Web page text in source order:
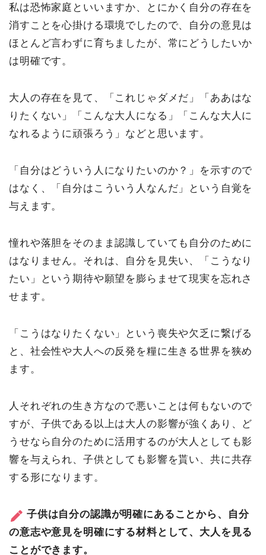
私は恐怖家庭といいますか、とにかく自分の存在を
消すことを心掛ける環境でしたので、自分の意見は
ほとんど言わずに育ちましたが、常にどうしたいか
は明確です。
大人の存在を見て、「これじゃダメだ」「ああはな
りたくない」「こんな大人になる」「こんな大人に
なれるように頑張ろう」などと思います。
「自分はどういう人になりたいのか？」を示すので
はなく、「自分はこういう人なんだ」という自覚を
与えます。
憧れや落胆をそのまま認識していても自分のために
はなりません。それは、自分を見失い、「こうなり
たい」という期待や願望を膨らませて現実を忘れさ
せます。
「こうはなりたくない」という喪失や欠乏に繋げる
と、社会性や大人への反発を糧に生きる世界を狭め
ます。
人それぞれの生き方なので悪いことは何もないので
すが、子供である以上は大人の影響が強くあり、ど
うせなら自分のために活用するのが大人としても影
響を与えられ、子供としても影響を貰い、共に共存
する形になります。
子供は自分の認識が明確にあることから、自分
の意志や意見を明確にする材料として、大人を見る
ことができます。